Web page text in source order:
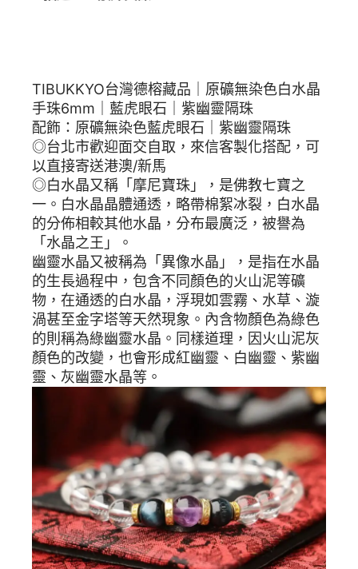
TIBUKKYO台灣德榕藏品｜原礦無染色白水晶
手珠6mm｜藍虎眼石｜紫幽靈隔珠
配飾：原礦無染色藍虎眼石｜紫幽靈隔珠
◎台北市歡迎面交自取，來信客製化搭配，可
以直接寄送港澳/新馬
◎白水晶又稱「摩尼寶珠」，是佛教七寶之
一。白水晶晶體通透，略帶棉絮冰裂，白水晶
的分佈相較其他水晶，分布最廣泛，被譽為
「水晶之王」。
幽靈水晶又被稱為「異像水晶」，是指在水晶
的生長過程中，包含不同顏色的火山泥等礦
物，在通透的白水晶，浮現如雲霧、水草、漩
渦甚至金字塔等天然現象。內含物顏色為綠色
的則稱為綠幽靈水晶。同樣道理，因火山泥灰
顏色的改變，也會形成紅幽靈、白幽靈、紫幽
靈、灰幽靈水晶等。